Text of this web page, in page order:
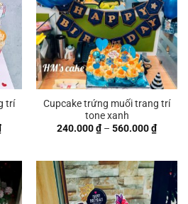
trí
Khoảng
giá:
đến
560.000 ₫
Cupcake trứng muối trang trí
tone xanh
240.000₫ – 560.000₫
giá:
đến